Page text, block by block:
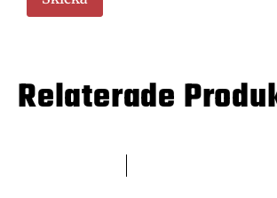
Relaterade